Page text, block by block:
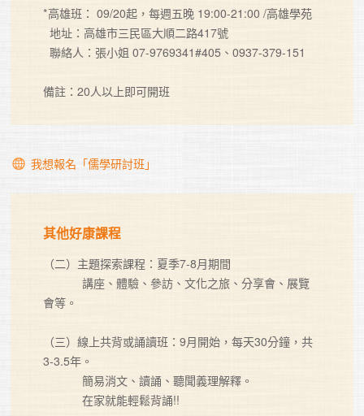
*高雄班： 09/20起，每週五晚 19:00-21:00 /高雄學苑
  地址：高雄市三民區大順二路417號
  聯絡人：張小姐 07-9769341#405、0937-379-151
備註：20人以上即可開班
我想報名「儒學研討班」
其他好康課程
（二）主題探索課程：夏季7-8月期間
            講座、體驗、參訪、文化之旅、分享會、展覽
會等。
（三）線上共背或誦讀班：9月開始，每天30分鐘，共
3-3.5年。
            在家就能輕鬆背誦!!